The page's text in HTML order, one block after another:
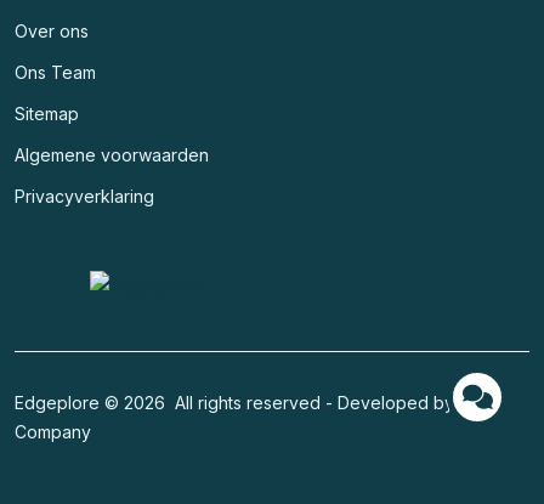
Over ons
Ons Team
Sitemap
Algemene voorwaarden
Privacyverklaring
Edgeplore © 2026 All rights reserved - Developed by Code
Company